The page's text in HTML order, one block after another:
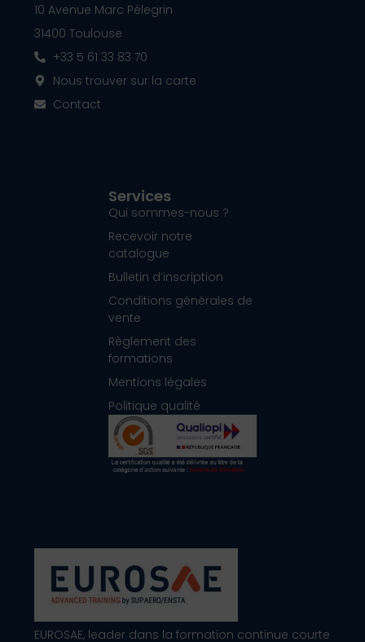
EUROSAE, leader dans la formation continue courte
Services
Qui sommes-nous ?
Recevoir notre
catalogue
Bulletin d’inscription
Conditions générales de
vente
Règlement des
formations
Mentions légales
Politique qualité
10 Avenue Marc Pélegrin
31400 Toulouse
+33 5 61 33 83 70
Nous trouver sur la carte
Contact